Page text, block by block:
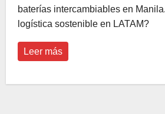
baterías intercambiables en
logística sostenible en LATAM?
Leer más